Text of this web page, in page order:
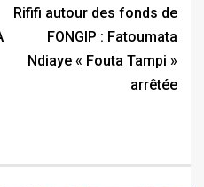
Rififi autour des fonds de
FONGIP : Fatoumata
Ndiaye « Fouta Tampi »
arrêtée